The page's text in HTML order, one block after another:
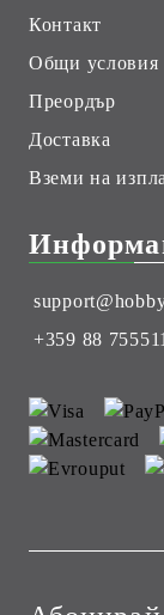
Контакт
Общи условия
Преордър
Доставка
Вземи на
+359 88